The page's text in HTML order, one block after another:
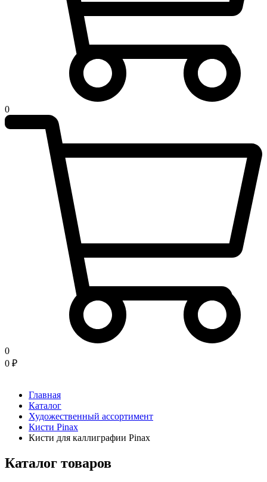
0
0
0 ₽
Главная
Каталог
Художественный ассортимент
Кисти Pinax
Кисти для каллиграфии Pinax
Каталог товаров